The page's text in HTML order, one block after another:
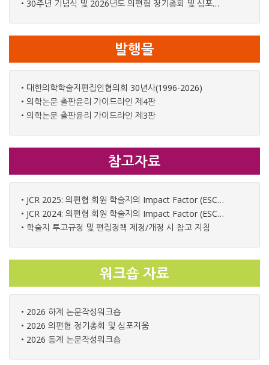
편집위원 중 영문 소속에 오자가 있는 것은 수정이 필요합니
2013년 이후 개정되지 않아서 최근에 이슈가 되는 사항이
미비한 부분이 있습니다. 온라인 투고, 심사를 하고 있음을
고려하여 사진파일에 대한 구체적인 규정을 정비하면 좋겠
세한 안내가 미비한 점이 아쉽고, 학회에서 학술지를 발간한
다 해도 학술지에는 학술지 관련 정보가 우선 제시되도록 정
리하는 것이 좋겠습니다. 저자 점검표를 찾을 수 없었는데,
온라인 심사를 하더라도 투고자 편의를 위해 투고에 관련된
서식을 학회지 홈페이지에 게시하는 것을 권장합니다. 요약
제목(난외번제)의 길이에 대한 언급이 투고규정에 없고, 게
재된 일부 논문의 요약제목이 너무 길어서 이에 대한 규정
겠습니다. 초록 단어수가 규정을 초과하는 논문이 다수 발견
되는 것은 최종 편집에서 점검해서 수정해야 할 문제입니다.
중심단어 중 약자를 사용한 것이 발견되는 것도 수정되어야
할 부분입니다. 본문에서 사용된 장비, 시약 등에 대한 출처
를 기재하는 방식이 일치하지 않는데, 투고규정에 관련 내용
을 정비하고 일정하게 표현되도록 하는 것이 좋겠습니다. 참
고문헌에서 필요한 서지사항을 다 기록하지 않은 부분이 발
견되는 것도 원고편집인이 좀 더 점검해서 바로잡는 것이 좋
겠습니다. 일부 표에서 약자 설명이 상세하지 않은 것이 발견
됩니다. 학술지 성격상 사진이 별로 없어서 모조지를 사용하
• 30주년 기념식 및 2026년도 의편협 정기총회 및 심포지움
발행물
• 대한의학학술지편집인협의회 30년사(1996-2026)
• 의학논문 출판윤리 가이드라인 제4판
• 의학논문 출판윤리 가이드라인 제3판
참고자료
• JCR 2025: 의편협 회원 학술지의 Impact Factor (ESCI, SCIE)
• JCR 2024: 의편협 회원 학술지의 Impact Factor (ESCI, SCIE)
• 학술지 투고규정 및 편집정책 제정/개정 시 참고 지침
워크숍 자료
• 2026 하계 논문작성워크숍
• 2026 의편협 정기총회 및 심포지움
• 2026 동계 논문작성워크숍